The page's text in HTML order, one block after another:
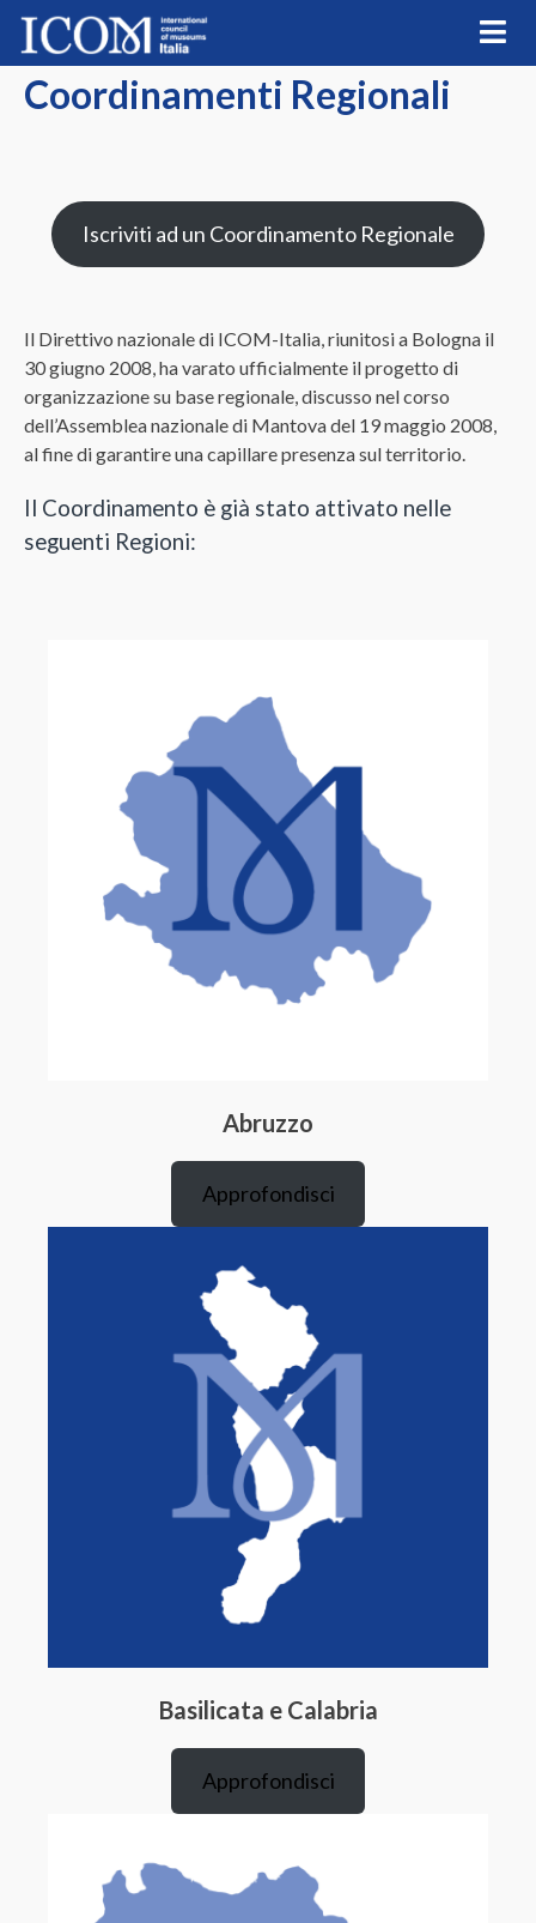
Skip
content
Coordinamenti Regionali
Iscriviti ad un Coordinamento Regionale
Il Direttivo nazionale di ICOM-Italia, riunitosi a Bologna il
30 giugno 2008, ha varato ufficialmente il progetto di
organizzazione su base regionale, discusso nel corso
dell’Assemblea nazionale di Mantova del 19 maggio 2008,
al fine di garantire una capillare presenza sul territorio.
Il Coordinamento è già stato attivato nelle
seguenti Regioni:
Abruzzo
Approfondisci
Basilicata e Calabria
Approfondisci